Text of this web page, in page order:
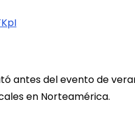
antes del evento de
en Norteamérica.